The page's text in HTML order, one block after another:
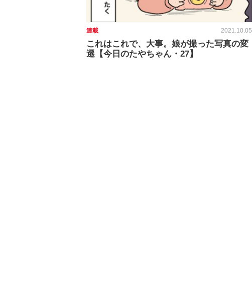
連載 2021.10.05
これはこれで、大事。娘が撮った写真の変
遷【今日のたやちゃん・27】